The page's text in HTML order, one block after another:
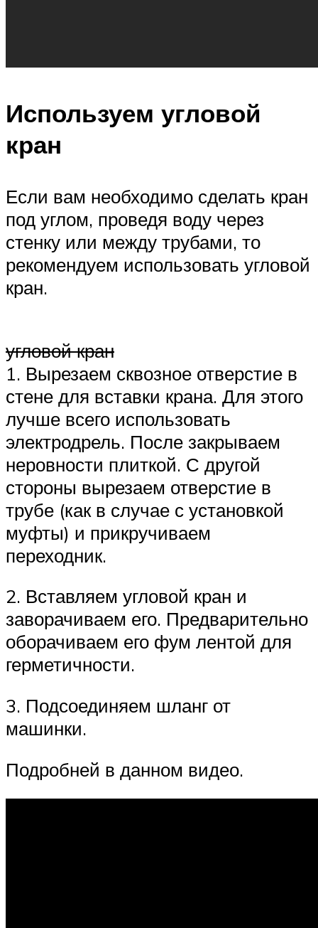
Используем угловой
кран
Если вам необходимо сделать кран
под углом, проведя воду через
стенку или между трубами, то
рекомендуем использовать угловой
кран.
угловой кран
1. Вырезаем сквозное отверстие в
стене для вставки крана. Для этого
лучше всего использовать
электродрель. После закрываем
неровности плиткой. С другой
стороны вырезаем отверстие в
трубе (как в случае с установкой
муфты) и прикручиваем
переходник.
2. Вставляем угловой кран и
заворачиваем его. Предварительно
оборачиваем его фум лентой для
герметичности.
3. Подсоединяем шланг от
машинки.
Подробней в данном видео.